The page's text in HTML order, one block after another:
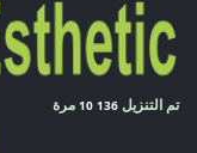
تم التنزيل 10 136 مرة